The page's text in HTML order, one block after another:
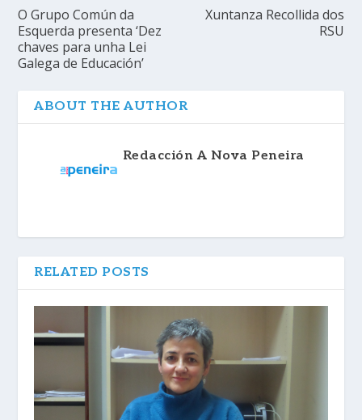
O Grupo Común da
Esquerda presenta ‘Dez
chaves para unha Lei
Galega de Educación’
Xuntanza Recollida dos
RSU
ABOUT THE AUTHOR
Redacción A Nova Peneira
RELATED POSTS